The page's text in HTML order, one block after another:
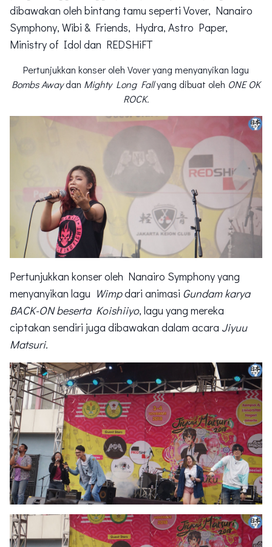
dibawakan oleh bintang tamu seperti Vover, Nanairo
Symphony, Wibi & Friends, Hydra, Astro Paper,
Ministry of Idol dan REDSHiFT
Pertunjukkan konser oleh Vover yang menyanyikan lagu
Bombs Awaydan Mighty Long Fallyang dibuat oleh ONE OK
ROCK.
Pertunjukkan konser oleh Nanairo Symphony yang
menyanyikan lagu Wimpdari animasi Gundam karya
BACK-ON beserta Koishiiyo, lagu yang mereka
ciptakan sendiri juga dibawakan dalam acara Jiyuu
Matsuri.